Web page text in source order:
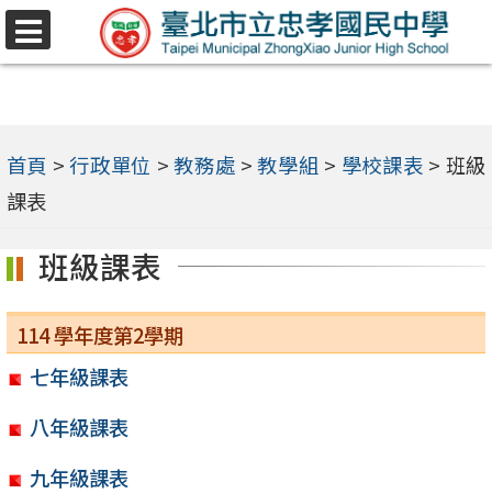
跳
至
內
容
選
首頁 > 行政單位 >教務處 >教學組 > 學校課表 > 班級
課表
班級課表
114 學年度第2學期
七年級課表
八年級課表
九年級課表